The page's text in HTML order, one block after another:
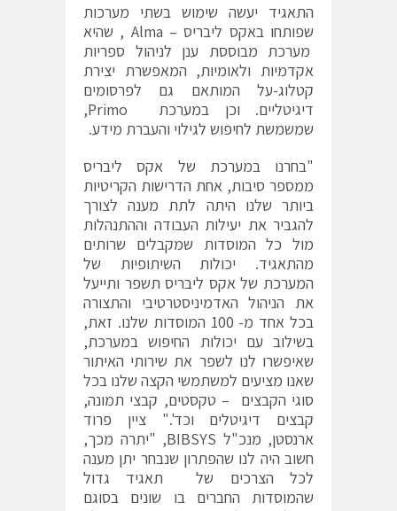
התאגיד יעשה שימוש בשתי מערכות
שפותחו באקס ליבריס – Alma , שהיא
מערכת מבוססת ענן לניהול ספריות
אקדמיות ולאומיות, המאפשרת יצירת
קטלוג-על המותאם גם לפרסומים
דיגיטליים. וכן במערכת Primo,
שמשמשת לחיפוש לגילוי והעברת מידע.
"בחרנו במערכת של אקס ליבריס
ממספר סיבות, אחת הדרישות הקריטיות
ביותר שלנו היתה לתת מענה לצורך
להגביר את יעילות העבודה וההתנהלות
מול כל המוסדות שמקבלים שרותים
מהתאגיד. יכולות השיתופיות של
המערכת של אקס ליבריס תשפר ותייעל
את הניהול האדמיניסטרטיבי והתצורה
בכל אחד מ- 100 המוסדות שלנו. זאת,
בשילוב עם יכולות החיפוש במערכת,
שאיפשרו לנו לשפר את שירותי האיתור
שאנו מציעים למשתמשי הקצה שלנו בכל
סוגי הקבצים – טקסטים, קבצי תמונה,
קבצים דיגיטלים וכד'." ציין פרוד
ארנסטן, מנכ"ל BIBSYS, "יתרה מכך,
חשוב היה לנו שהפתרון שנבחר יתן מענה
לכל הצרכים של תאגיד גדול
שהמוסדות החברים בו שונים בסוגם